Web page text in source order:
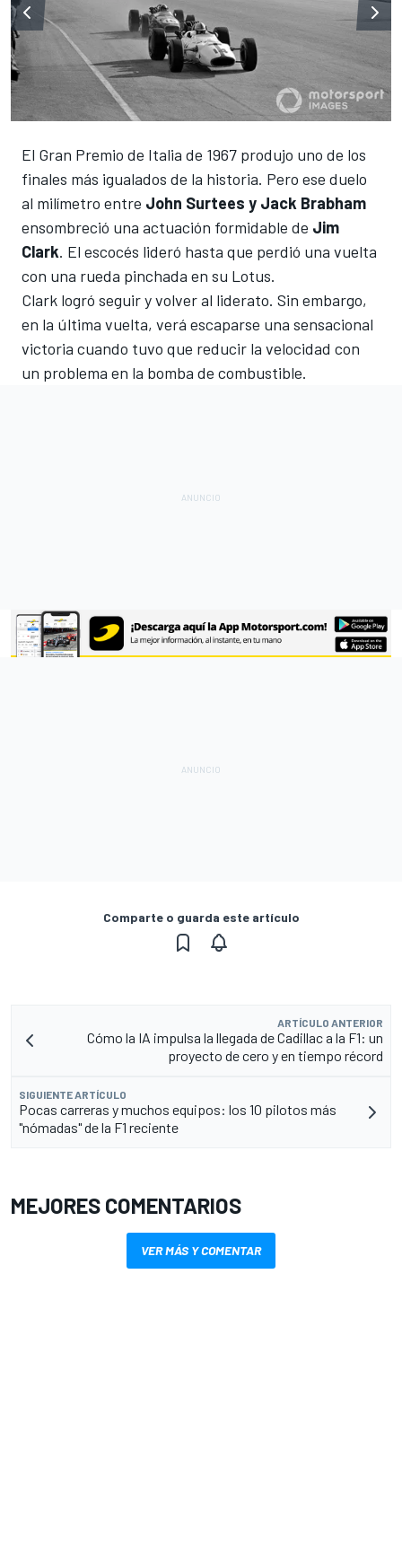
El Gran Premio de Italia de 1967 produjo uno de los
finales más igualados de la historia. Pero ese duelo
al milímetro entre John Surtees y Jack Brabham
ensombreció una actuación formidable de Jim
Clark. El escocés lideró hasta que perdió una vuelta
con una rueda pinchada en su Lotus.
Clark logró seguir y volver al liderato. Sin embargo,
en la última vuelta, verá escaparse una sensacional
victoria cuando tuvo que reducir la velocidad con
un problema en la bomba de combustible.
Comparte o guarda este artículo
ARTÍCULO ANTERIOR
Cómo la IA impulsa la llegada de Cadillac a la F1: un
proyecto de cero y en tiempo récord
SIGUIENTE ARTÍCULO
Pocas carreras y muchos equipos: los 10 pilotos más
"nómadas" de la F1 reciente
MEJORES COMENTARIOS
VER MÁS Y COMENTAR